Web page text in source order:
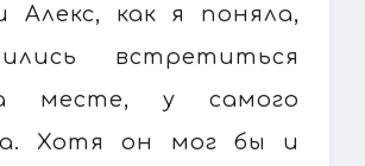
Алекс, как я поняла,
встретиться
месте, у самого
Хотя он мог бы и